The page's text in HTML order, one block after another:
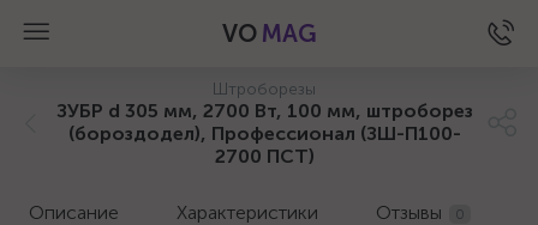
VO MAG
Штроборезы
ЗУБР d 305 мм, 2700 Вт, 100 мм, штроборез
(бороздодел), Профессионал (ЗШ-П100-
2700 ПСТ)
Описание Характеристики Отзывы 0